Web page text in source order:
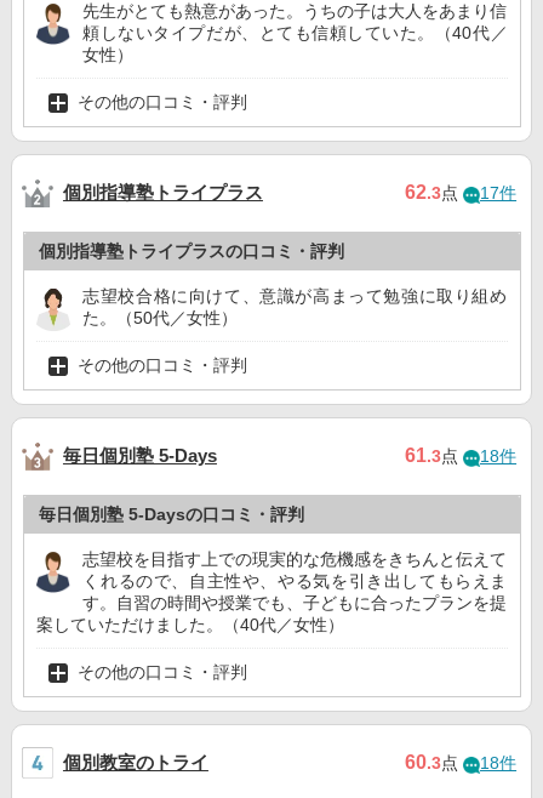
先生がとても熱意があった。うちの子は大人をあまり信
頼しないタイプだが、とても信頼していた。（40代／
女性）
その他の口コミ・評判
個別指導塾トライプラス 62.3点 17件
個別指導塾トライプラスの口コミ・評判
志望校合格に向けて、意識が高まって勉強に取り組め
た。（50代／女性）
その他の口コミ・評判
毎日個別塾 5-Days 61.3点 18件
毎日個別塾 5-Daysの口コミ・評判
志望校を目指す上での現実的な危機感をきちんと伝えて
くれるので、自主性や、やる気を引き出してもらえま
す。自習の時間や授業でも、子どもに合ったプランを提
案していただけました。（40代／女性）
その他の口コミ・評判
個別教室のトライ 60.3点 18件